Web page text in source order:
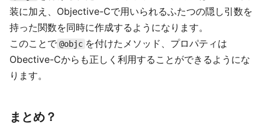
装に加え、Objective-Cで用いられるふたつの隠し引数を
持った関数を同時に作成するようになります。
このことで @objc を付けたメソッド、プロパティは
Obective-Cからも正しく利用することができるようにな
ります。
まとめ？